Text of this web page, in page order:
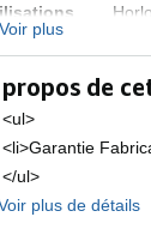
le produit
1.0
1,55
de
Voir plus
de
<ul>
<li>Garantie
</ul>
plus de détails